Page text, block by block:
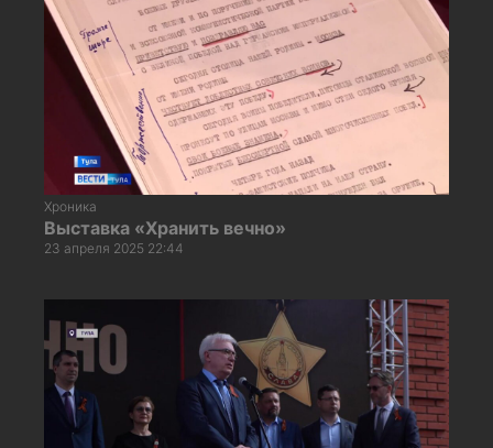
Хроника
Выставка «Хранить вечно»
23 апреля 2025 22:44